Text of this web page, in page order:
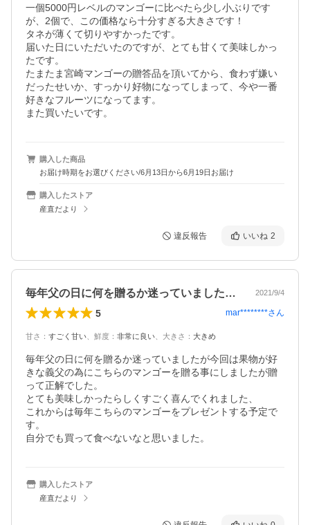
一個5000円レベルのマンゴーに比べたら少し小ぶりです
が、2個で、この価格なら十分すぎる大きさです！
タネが薄くて切りやすかったです。
届いた日にいただいたのですが、とても甘くて美味しかっ
たです。
たまたま宮崎マンゴーの贈答品を頂いてから、食わず嫌い
だったせいか、すっかり好物になってしまって、今や一番
好きなフルーツになってます。
また買いたいです。
購入した商品
お届け時期をお選びください/6月13日から6月19日お届け
購入したストア
産直だより
違反報告 いいね 2
毎年父の日に何を贈るか迷っていましたが… 2021/9/4
5 mar********さん
甘さ ： すごく甘い 鮮度 ： 非常に良い 大きさ ： 大きめ
毎年父の日に何を贈るか迷っていましたが今回は果物が好
きな義父の為にこちらのマンゴーを贈る事にしましたが贈
って正解でした。
とても美味しかったらしくすごく喜んでくれました、
これからは毎年こちらのマンゴーをプレゼントする予定で
す。
自分でも買って食べないなと思いました。
購入したストア
産直だより